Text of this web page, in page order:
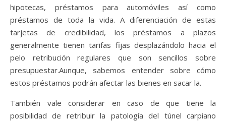
hipotecas, préstamos para automóviles así­ como
préstamos de toda la vida. A diferenciación de estas
tarjetas de credibilidad, los préstamos a plazos
generalmente tienen tarifas fijas desplazándolo hacia el
pelo retribución regulares que son sencillos sobre
presupuestar.Aunque, sabemos entender sobre cómo
estos préstamos podrán afectar las bienes en sacar la.
También vale considerar en caso de que tiene la
posibilidad de retribuir la patologí­a del túnel carpiano